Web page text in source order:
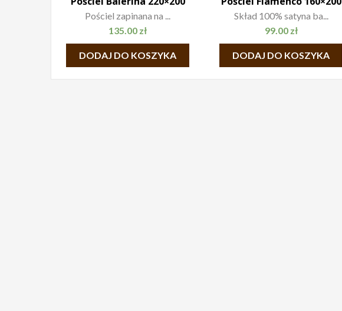
Pościel zapinana na ...
135.00 zł
DODAJ DO KOSZYKA
Skład 100% satyna ba...
99.00 zł
DODAJ DO KOSZYKA